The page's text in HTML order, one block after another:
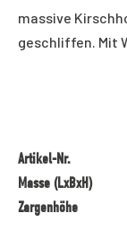
massive
geschliffen. Mit
Artikel-Nr.
Masse (LxBxH)
Zargenhöhe